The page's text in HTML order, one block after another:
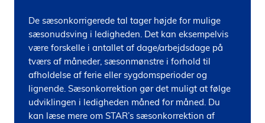
De sæsonkorrigerede tal tager højde for mulige
sæsonudsving i ledigheden. Det kan eksempelvis
være forskelle i antallet af dage/arbejdsdage på
tværs af måneder, sæsonmønstre i forhold til
afholdelse af ferie eller sygdomsperioder og
lignende. Sæsonkorrektion gør det muligt at følge
udviklingen i ledigheden måned for måned. Du
kan læse mere om STAR’s sæsonkorrektion af